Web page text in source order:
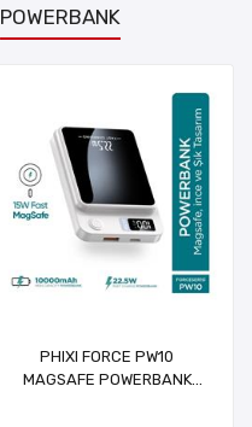
POWERBANK
PHIXI FORCE PW10
MAGSAFE POWERBANK